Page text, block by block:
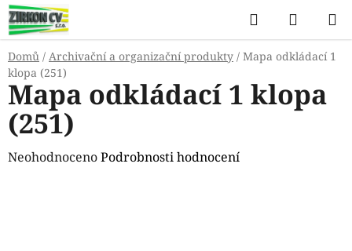
Přejít
na
obsah
Hledat
KOŠÍK
Domů / Archivační a organizační produkty / Mapa odkládací 1
klopa (251)
Mapa odkládací 1 klopa
(251)
Průměrné
NeohodnocenoPodrobnosti hodnocení